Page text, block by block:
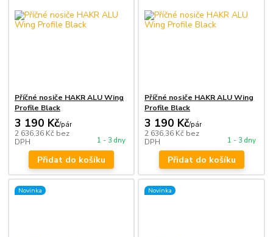
Příčné nosiče HAKR ALU Wing
Profile Black
3 190 Kč/pár
2 636,36 Kč bez
DPH
1 - 3 dny
Přidat do košíku
Příčné nosiče HAKR ALU Wing
Profile Black
3 190 Kč/pár
2 636,36 Kč bez
DPH
1 - 3 dny
Přidat do košíku
Novinka Novinka